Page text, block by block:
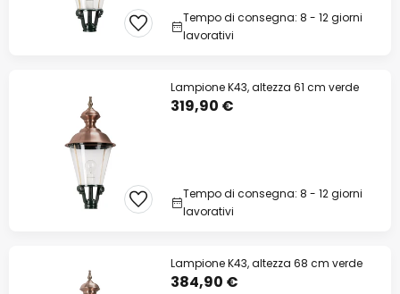
Tempo di consegna: 8 - 12 giorni
lavorativi
Lampione K43, altezza 61 cm verde
319,90 €
Tempo di consegna: 8 - 12 giorni
lavorativi
Lampione K43, altezza 68 cm verde
384,90 €